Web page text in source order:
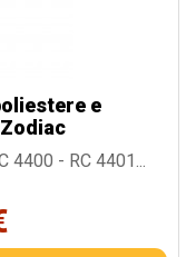
e
- RC 4401...